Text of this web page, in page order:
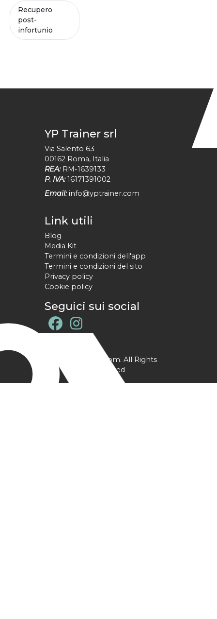
Recupero
post-
infortunio
YP Trainer srl
Via Salento 63
00162 Roma, Italia
REA: RM-1639133
P. IVA: 16171391002
Email: info@yptrainer.com
Link utili
Blog
Media Kit
Termini e condizioni dell'app
Termini e condizioni del sito
Privacy policy
Cookie policy
Seguici sui social
@ YPtrainer.com. All Rights
Reserved